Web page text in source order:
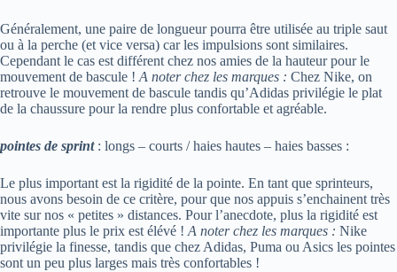
Généralement, une paire de longueur pourra être utilisée au triple saut
ou à la perche (et vice versa) car les impulsions sont similaires.
Cependant le cas est différent chez nos amies de la hauteur pour le
mouvement de bascule ! A noter chez les marques : Chez Nike, on
retrouve le mouvement de bascule tandis qu’Adidas privilégie le plat
de la chaussure pour la rendre plus confortable et agréable.
pointes de sprint: longs – courts / haies hautes – haies basses :
Le plus important est la rigidité de la pointe. En tant que sprinteurs,
nous avons besoin de ce critère, pour que nos appuis s’enchainent très
vite sur nos « petites » distances. Pour l’anecdote, plus la rigidité est
importante plus le prix est élévé ! A noter chez les marques : Nike
privilégie la finesse, tandis que chez Adidas, Puma ou Asics les pointes
sont un peu plus larges mais très confortables !